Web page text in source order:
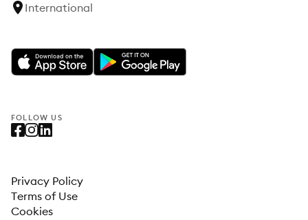
International
FOLLOW US
Privacy Policy
Terms of Use
Cookies